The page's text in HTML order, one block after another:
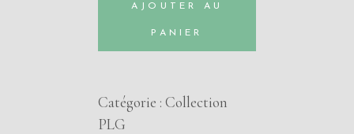
Poivre
de
COLONEL
&
AJOUTER AU
PANIER
Catégorie : Collection
PLG